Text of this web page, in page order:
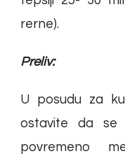
rerne).
Preliv:
U posudu za
ostavite da
povremeno